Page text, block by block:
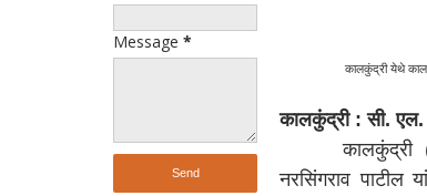
Message *
कालकुंद्री येथे
कालकुंद्री : सी. एल.
कालकुंद्री
नरसिंगराव पाटील